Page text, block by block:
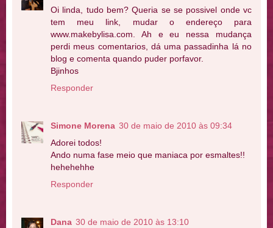
Oi linda, tudo bem? Queria se se possivel onde vc
tem meu link, mudar o endereço para
www.makebylisa.com. Ah e eu nessa mudança
perdi meus comentarios, dá uma passadinha lá no
blog e comenta quando puder porfavor.
Bjinhos
Responder
Simone Morena 30 de maio de 2010 às 09:34
Adorei todos!
Ando numa fase meio que maniaca por esmaltes!!
hehehehhe
Responder
Dana 30 de maio de 2010 às 13:10